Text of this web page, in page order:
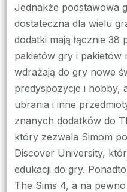
Jednakże podstawowa
dostateczna dla wielu
dodatki mają łącznie
pakietów gry i pakietów
wdrażają do gry nowe
predyspozycje i hobby,
ubrania i inne
znanych dodatków do
który zezwala Simom
Discover University,
edukacji do gry.
The Sims 4, a na